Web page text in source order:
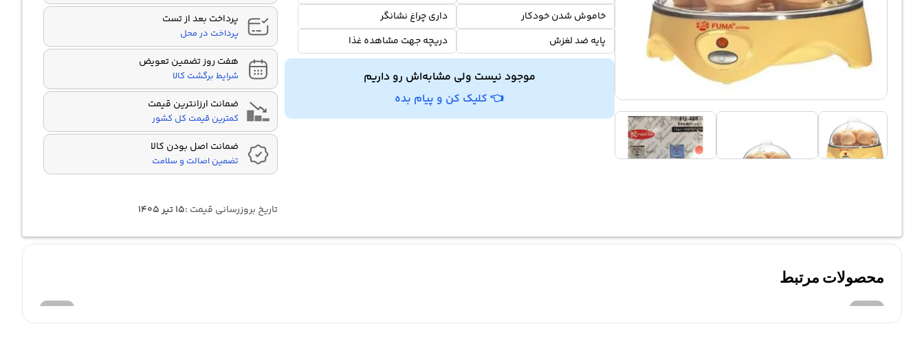
خاموش شدن خودکار
داری چراغ نشانگر
پایه ضد لغزش
دریچه جهت مشاهده غذا
موجود نیست ولی مشابه‌اش رو داریم
👈 کلیک کن و پیام بده
پرداخت بعد از تست
پرداخت در محل
هفت روز تضمین تعویض
شرایط برگشت کالا
ضمانت ارزانترین قیمت
کمترین قیمت کل کشور
ضمانت اصل بودن کالا
تضمین اصالت و سلامت
تاریخ بروزرسانی قیمت :۱۵ تیر ۱۴۰۵
محصولات مرتبط